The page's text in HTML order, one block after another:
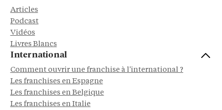
Articles
Podcast
Vidéos
Livres Blancs
International
Comment ouvrir une franchise à l'international ?
Les franchises en Espagne
Les franchises en Belgique
Les franchises en Italie